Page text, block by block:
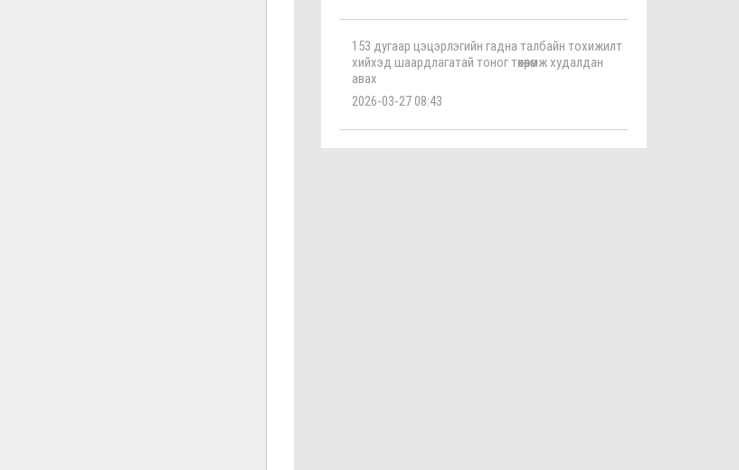
153 дугаар цэцэрлэгийн гадна талбайн тохижилт
хийхэд шаардлагатай тоног төхөөрөмж худалдан
авах
2026-03-27 08:43